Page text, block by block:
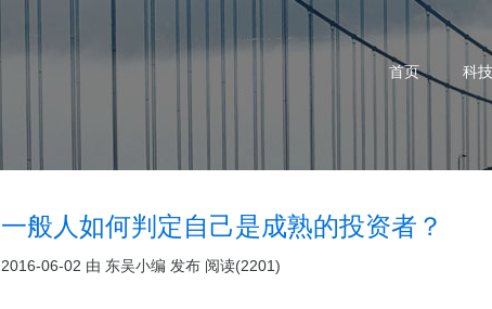
首页 科
一般人如何判定自己是成熟的投资者？
2016-06-02 由 东吴小编 发布 阅读(2201)